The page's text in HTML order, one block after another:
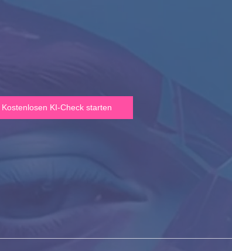
Kostenlosen KI-Check starten